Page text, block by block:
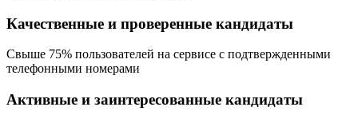
Качественные и проверенные кандидаты
Свыше 75% пользователей на сервисе с подтвержденными
телефонными номерами
Активные и заинтересованные кандидаты